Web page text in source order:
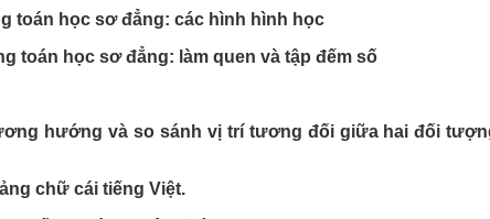
toán học sơ đẳng: các hình hình học
toán học sơ đẳng: làm quen và tập đếm số
hướng và so sánh vị trí tương đối giữa hai đối
chữ cái tiếng Việt.